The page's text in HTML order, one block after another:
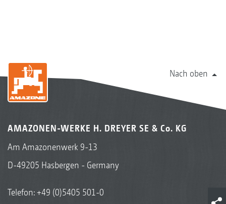
Nach oben
AMAZONEN-WERKE H. DREYER SE & Co. KG
Am Amazonenwerk 9-13
D-49205 Hasbergen - Germany
Telefon:+49 (0)5405 501-0